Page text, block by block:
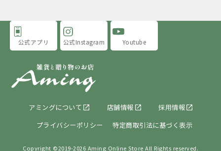
アミングについて 店舗情報
採用情報
プライバシーポリシー
特定商取引法に基づく表示
Copyright ©2019-2026 Aming Online Store All Rights reserved.
公式アプリ 公式Instagram Youtube